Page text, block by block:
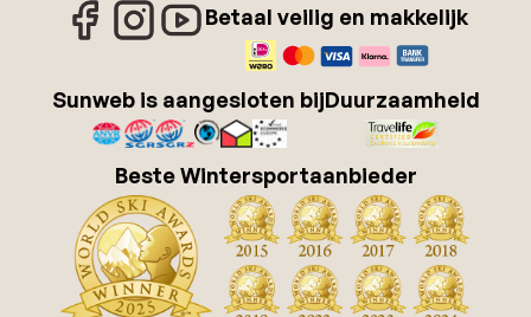
Betaal veilig en makkelijk
Sunweb is aangesloten bijDuurzaamheid
Beste Wintersportaanbieder